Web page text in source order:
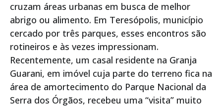
cruzam áreas urbanas em busca de melhor
abrigo ou alimento. Em Teresópolis, município
cercado por três parques, esses encontros são
rotineiros e às vezes impressionam.
Recentemente, um casal residente na Granja
Guarani, em imóvel cuja parte do terreno fica na
área de amortecimento do Parque Nacional da
Serra dos Órgãos, recebeu uma “visita” muito